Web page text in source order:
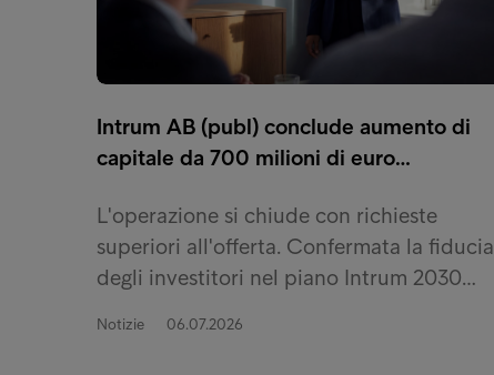
Intrum AB (publ) conclude aumento di
capitale da 700 milioni di euro…
L'operazione si chiude con richieste
superiori all'offerta. Confermata la fiducia
degli investitori nel piano Intrum 2030…
Notizie 06.07.2026